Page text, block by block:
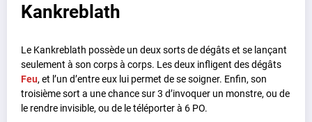
Kankreblath
Le Kankreblath possède un deux sorts de dégâts et se lançant
seulement à son corps à corps. Les deux infligent des dégâts
Feu, et l’un d’entre eux lui permet de se soigner. Enfin, son
troisième sort a une chance sur 3 d’invoquer un monstre, ou de
le rendre invisible, ou de le téléporter à 6 PO.